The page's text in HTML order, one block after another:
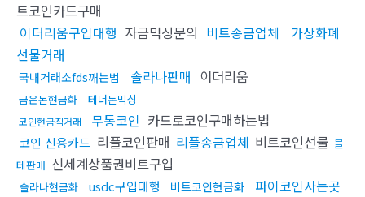
트코인카드구매
이더리움구입대행 자금믹싱문의 비트송금업체
가상화폐
선물거래
국내거래소fds깨는법 솔라나판매 이더리움
금은돈현금화 테더돈믹싱
코인현금직거래 무통코인 카드로코인구매하는법
코인 신용카드 리플코인판매 리플송금업체 비트코인선물 블
테판매 신세계상품권비트구입
솔라나현금화 usdc구입대행 비트코인현금화
파이코인사는곳